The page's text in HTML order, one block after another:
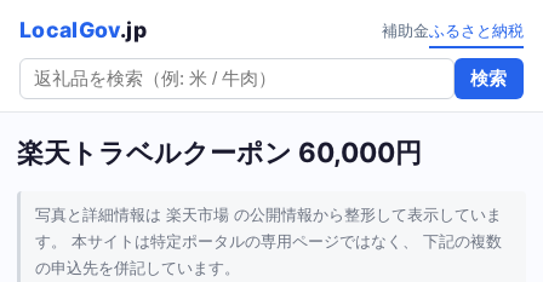
LocalGov.jp
検索
補助金ふるさと納税
楽天トラベルクーポン 60,000円
写真と詳細情報は 楽天市場 の公開情報から整形して表示していま
す。 本サイトは特定ポータルの専用ページではなく、 下記の複数
の申込先を併記しています。